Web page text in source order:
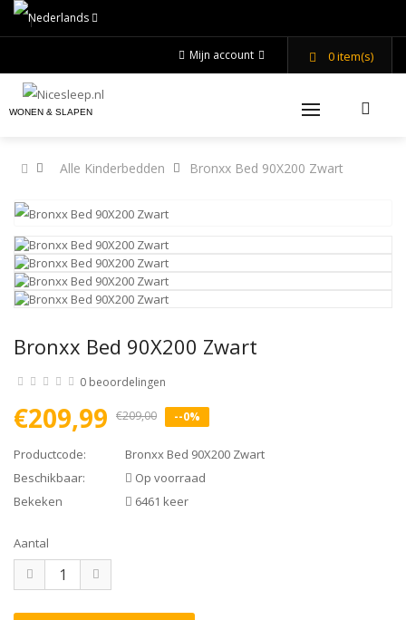
Mijn account 0item(s)
WONEN & SLAPEN
Alle Kinderbedden Bronxx Bed 90X200 Zwart
Bronxx Bed 90X200 Zwart
0 beoordelingen
€209,99 €209,00 --0%
Productcode:
Bronxx Bed 90X200 Zwart
Beschikbaar:
Op voorraad
Bekeken
6461 keer
Aantal